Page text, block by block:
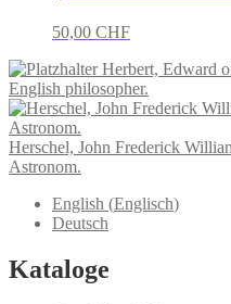
50,00 CHF
Herbert, Edward
English philosopher.
Herschel, John Frederick
Astronom.
English (Englisch)
Deutsch
Kataloge